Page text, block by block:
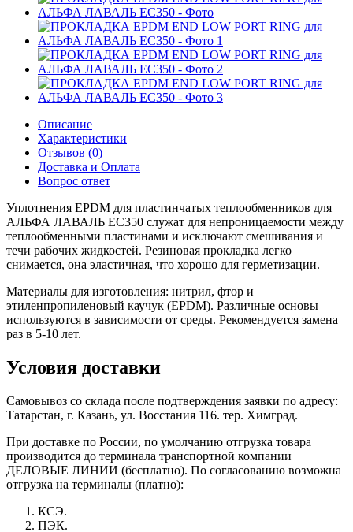
Описание
Характеристики
Отзывов (0)
Доставка и Оплата
Вопрос ответ
Уплотнения EPDM для пластинчатых теплообменников для
АЛЬФА ЛАВАЛЬ EC350 служат для непроницаемости между
теплообменными пластинами и исключают смешивания и
течи рабочих жидкостей. Резиновая прокладка легко
снимается, она эластичная, что хорошо для герметизации.
Материалы для изготовления: нитрил, фтор и
этиленпропиленовый каучук (EPDM). Различные основы
используются в зависимости от среды. Рекомендуется замена
раз в 5-10 лет.
Условия доставки
Самовывоз со склада после подтверждения заявки по адресу:
Татарстан, г. Казань, ул. Восстания 116. тер. Химград.
При доставке по России, по умолчанию отгрузка товара
производится до терминала транспортной компании
ДЕЛОВЫЕ ЛИНИИ (бесплатно). По согласованию возможна
отгрузка на терминалы (платно):
КСЭ.
ПЭК.